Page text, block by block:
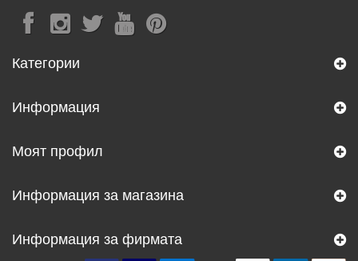
Категории
Информация
Моят профил
Информация за магазина
Информация за фирмата